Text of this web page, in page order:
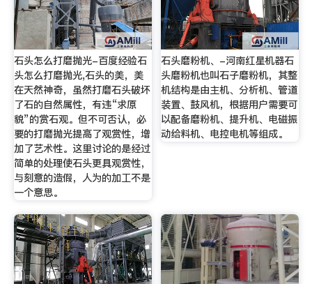
石头怎么打磨抛光-百度经验石
头怎么打磨抛光,石头的美，美
在天然神奇，虽然打磨石头破坏
了石的自然属性，有违“求原
貌”的赏石观。但不可否认，必
要的打磨抛光提高了观赏性，增
加了艺术性。这里讨论的是经过
简单的处理使石头更具观赏性，
与刻意的造假，人为的加工不是
一个意思。
石头磨粉机、-河南红星机器石
头磨粉机也叫石子磨粉机，其整
机结构是由主机、分析机、管道
装置、鼓风机，根据用户需要可
以配备磨粉机、提升机、电磁振
动给料机、电控电机等组成。